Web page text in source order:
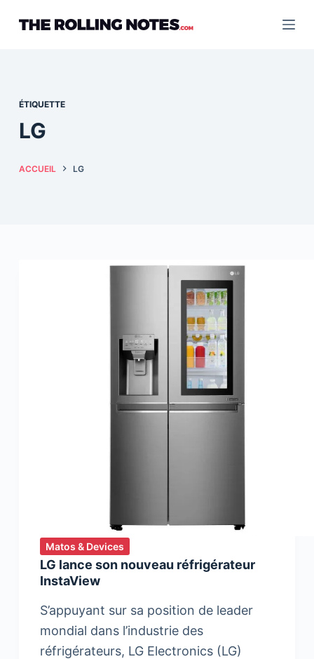
ÉTIQUETTE
LG
ACCUEIL LG
Matos & Devices
LG lance son nouveau réfrigérateur
InstaView
S’appuyant sur sa position de leader
mondial dans l’industrie des
réfrigérateurs, LG Electronics (LG)